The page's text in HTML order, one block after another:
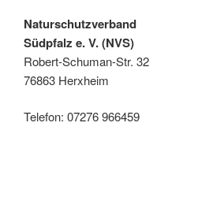
Naturschutzverband
Südpfalz e. V. (NVS)
Robert-Schuman-Str. 32
76863 Herxheim
Telefon: 07276 966459